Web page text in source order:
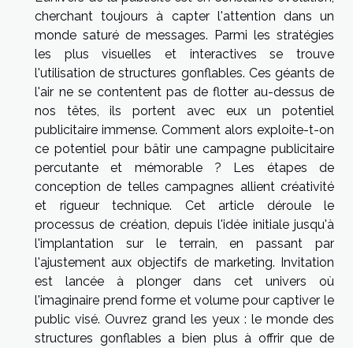
cherchant toujours à capter l'attention dans un
monde saturé de messages. Parmi les stratégies
les plus visuelles et interactives se trouve
l'utilisation de structures gonflables. Ces géants de
l'air ne se contentent pas de flotter au-dessus de
nos têtes, ils portent avec eux un potentiel
publicitaire immense. Comment alors exploite-t-on
ce potentiel pour bâtir une campagne publicitaire
percutante et mémorable ? Les étapes de
conception de telles campagnes allient créativité
et rigueur technique. Cet article déroule le
processus de création, depuis l'idée initiale jusqu'à
l'implantation sur le terrain, en passant par
l'ajustement aux objectifs de marketing. Invitation
est lancée à plonger dans cet univers où
l'imaginaire prend forme et volume pour captiver le
public visé. Ouvrez grand les yeux : le monde des
structures gonflables a bien plus à offrir que de